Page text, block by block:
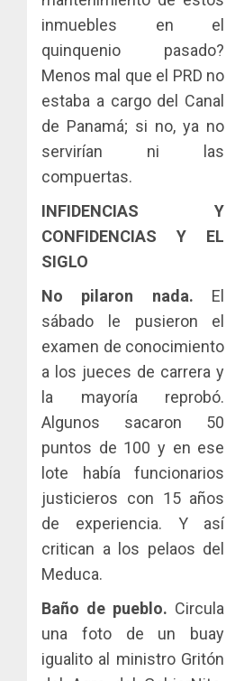
inmuebles en el
quinquenio pasado?
Menos mal que el PRD no
estaba a cargo del Canal
de Panamá; si no, ya no
servirían ni las
compuertas.
INFIDENCIAS Y
CONFIDENCIAS Y EL
SIGLO
No pilaron nada. El
sábado le pusieron el
examen de conocimiento
a los jueces de carrera y
la mayoría reprobó.
Algunos sacaron 50
puntos de 100 y en ese
lote había funcionarios
justicieros con 15 años
de experiencia. Y así
critican a los pelaos del
Meduca.
Baño de pueblo. Circula
una foto de un buay
igualito al ministro Gritón